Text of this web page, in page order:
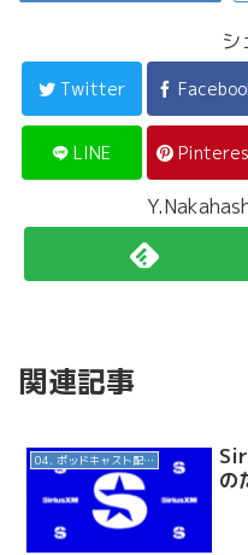
シ
Twitter
LINE
関連記事
04. ポッドキャスト配信・制作等
の